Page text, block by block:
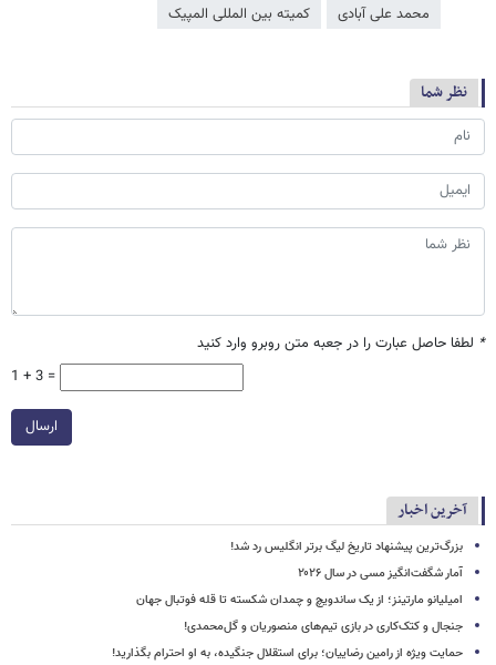
محمد علی آبادی کمیته بین المللی المپیک
نظر شما
* لطفا حاصل عبارت را در جعبه متن روبرو وارد کنید
1 + 3 =
ارسال
آخرین اخبار
بزرگ‌ترین پیشنهاد تاریخ لیگ برتر انگلیس رد شد!
آمار شگفت‌انگیز مسی در سال ۲۰۲۶
امیلیانو مارتینز؛ از یک ساندویچ و چمدان شکسته تا قله فوتبال جهان
جنجال و کتک‌کاری در بازی تیم‌های منصوریان و گل‌محمدی!
حمایت ویژه از رامین رضاییان؛ برای استقلال جنگیده، به او احترام بگذارید!